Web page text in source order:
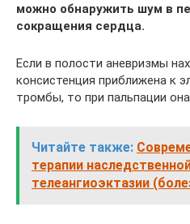
можно обнаружить шум в
сокращения сердца.
Если в полости аневризмы
консистенция приближена к
тромбы, то при пальпации
Читайте также:
терапии
телеангиоэктазии